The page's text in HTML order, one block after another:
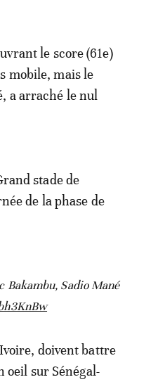
le score (61e)
mobile, mais le
a arraché le nul
stade de
de la phase de
Sadio Mané
doivent battre
oeil sur Sénégal-